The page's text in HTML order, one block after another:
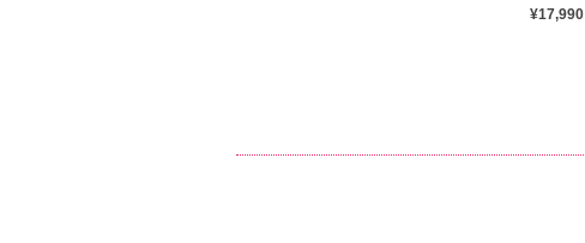
¥17,990